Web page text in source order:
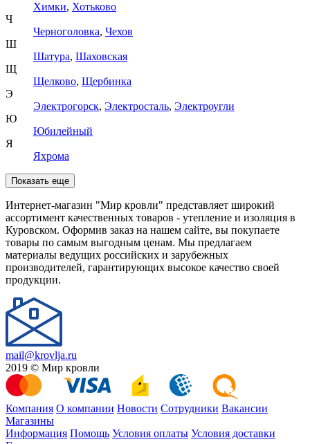
Химки, Хотьково
Ч
Черноголовка, Чехов
Ш
Шатура, Шаховская
Щ
Щелково, Щербинка
Э
Электрогорск, Электросталь, Электроугли
Ю
Юбилейный
Я
Яхрома
Показать еще
Интернет-магазин "Мир кровли" представляет широкий
ассортимент качественных товаров - утепление и изоляция в
Куровском. Оформив заказ на нашем сайте, вы покупаете
товары по самым выгодным ценам. Мы предлагаем
материалы ведущих российских и зарубежных
производителей, гарантирующих высокое качество своей
продукции.
mail@krovlja.ru
2019 © Мир кровли
Компания О компании Новости Сотрудники Вакансии
Магазины
Информация Помощь Условия оплаты Условия доставки